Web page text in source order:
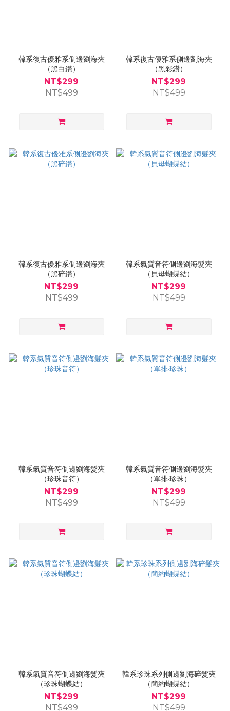
韓系復古優雅系側邊劉海夾
（黑白鑽）
NT$299
NT$499
韓系復古優雅系側邊劉海夾
（黑彩鑽）
NT$299
NT$499
韓系復古優雅系側邊劉海夾
（黑碎鑽）
NT$299
NT$499
韓系氣質音符側邊劉海髮夾
（貝母蝴蝶結）
NT$299
NT$499
韓系氣質音符側邊劉海髮夾
（珍珠音符）
NT$299
NT$499
韓系氣質音符側邊劉海髮夾
（單排·珍珠）
NT$299
NT$499
韓系氣質音符側邊劉海髮夾
（珍珠蝴蝶結）
NT$299
NT$499
韓系珍珠系列側邊劉海碎髮夾
（簡約蝴蝶結）
NT$299
NT$499